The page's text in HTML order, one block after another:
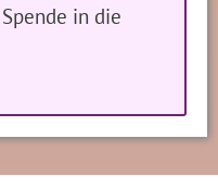
in die